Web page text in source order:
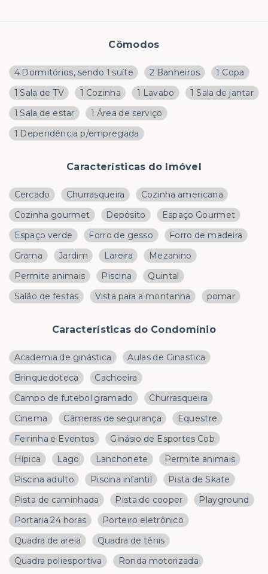
Cômodos
4 Dormitórios, sendo 1 suíte 2 Banheiros
1 Copa
1 Sala de TV
1 Cozinha 1 Lavabo
1 Sala de jantar
1 Sala de estar
1 Área de serviço
1 Dependência p/empregada
Características do Imóvel
Cercado Churrasqueira
Cozinha americana
Cozinha gourmet
Depósito
Espaço Gourmet
Espaço verde
Forro de gesso
Forro de madeira
Grama
Jardim Lareira
Mezanino
Permite animais
Piscina
Quintal
Salão de festas
Vista para a montanha pomar
Características do Condomínio
Academia de ginástica
Aulas de Ginastica
Brinquedoteca
Cachoeira
Campo de futebol gramado
Churrasqueira
Cinema
Câmeras de segurança
Equestre
Feirinha e Eventos
Ginásio de Esportes Cob
Hípica
Lago Lanchonete
Permite animais
Piscina adulto
Piscina infantil
Pista de Skate
Pista de caminhada
Pista de cooper
Playground
Portaria 24 horas
Porteiro eletrônico
Quadra de areia
Quadra de tênis
Quadra poliesportiva
Ronda motorizada